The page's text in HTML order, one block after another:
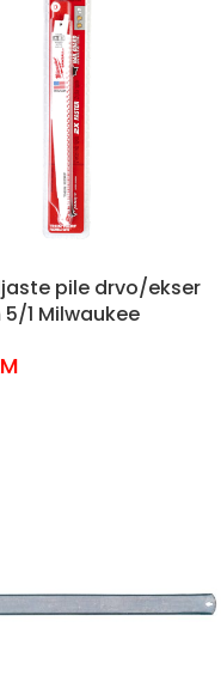
pile drvo/ekser
1 Milwaukee